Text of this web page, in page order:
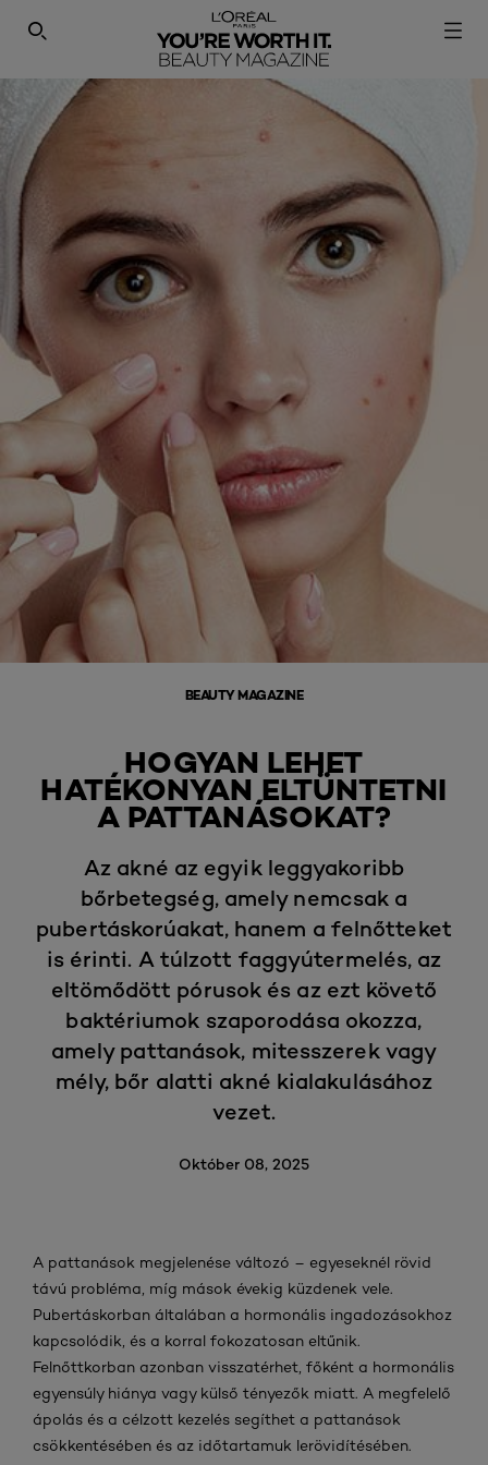
SEARCH THIS SITE
BEAUTY MAGAZINE
HOGYAN LEHET
HATÉKONYAN ELTÜNTETNI
A PATTANÁSOKAT?
Az akné az egyik leggyakoribb
bőrbetegség, amely nemcsak a
pubertáskorúakat, hanem a felnőtteket
is érinti. A túlzott faggyútermelés, az
eltömődött pórusok és az ezt követő
baktériumok szaporodása okozza,
amely pattanások, mitesszerek vagy
mély, bőr alatti akné kialakulásához
vezet.
Október 08, 2025
A pattanások megjelenése változó – egyeseknél rövid
távú probléma, míg mások évekig küzdenek vele.
Pubertáskorban általában a hormonális ingadozásokhoz
kapcsolódik, és a korral fokozatosan eltűnik.
Felnőttkorban azonban visszatérhet, főként a hormonális
egyensúly hiánya vagy külső tényezők miatt. A megfelelő
ápolás és a célzott kezelés segíthet a pattanások
csökkentésében és az időtartamuk lerövidítésében.